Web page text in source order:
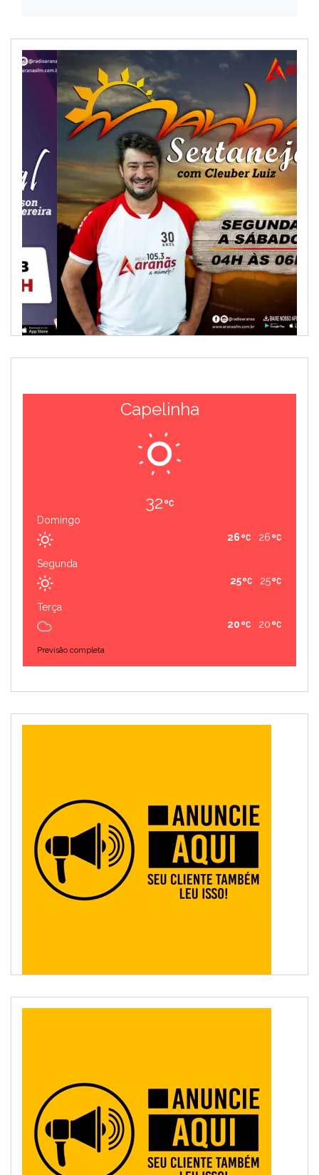
Capelinha
32
Domingo
26
26
Segunda
25
25
Terça
20
20
Previsão completa